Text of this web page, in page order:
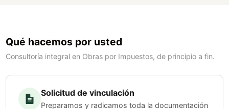
Qué hacemos por usted
Consultoría integral en Obras por Impuestos, de principio a fin.
Solicitud de vinculación
Preparamos y radicamos toda la documentación